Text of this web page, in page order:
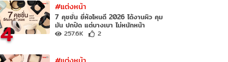
4
#แต่งหน้า
7 คุชชั่น ยี่ห้อไหนดี 2026 ได้งานผิว คุม
มัน ปกปิด แต่บางเบา ไม่หนักหน้า
257.6K 2